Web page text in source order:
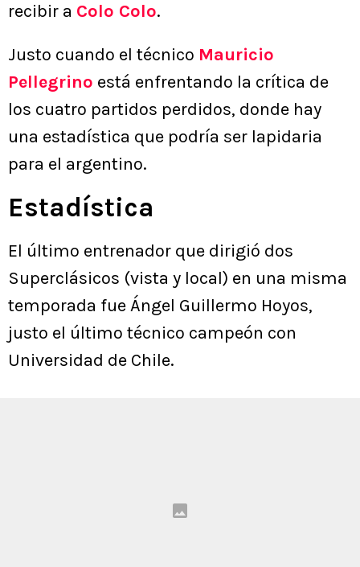
recibir a Colo Colo.
Justo cuando el técnico Mauricio
Pellegrino está enfrentando la crítica de
los cuatro partidos perdidos, donde hay
una estadística que podría ser lapidaria
para el argentino.
Estadística
El último entrenador que dirigió dos
Superclásicos (vista y local) en una misma
temporada fue Ángel Guillermo Hoyos,
justo el último técnico campeón con
Universidad de Chile.